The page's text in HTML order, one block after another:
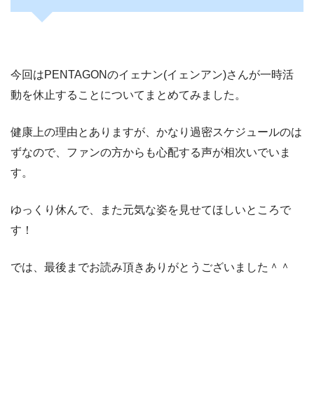
今回はPENTAGONのイェナン(イェンアン)さんが一時活
動を休止することについてまとめてみました。
健康上の理由とありますが、かなり過密スケジュールのは
ずなので、ファンの方からも心配する声が相次いでいま
す。
ゆっくり休んで、また元気な姿を見せてほしいところで
す！
では、最後までお読み頂きありがとうございました＾＾